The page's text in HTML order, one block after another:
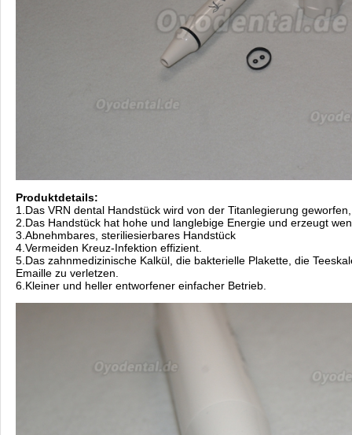
Produktdetails:
1.Das VRN dental Handstück wird von der Titanlegierung
2.Das Handstück hat hohe und langlebige Energie und erzeugt
3.Abnehmbares, steriliesierbares Handstück
4.Vermeiden Kreuz-Infektion effizient.
5.Das zahnmedizinische Kalkül, die bakterielle Plakette, die
Emaille zu verletzen.
6.Kleiner und heller entworfener einfacher Betrieb.